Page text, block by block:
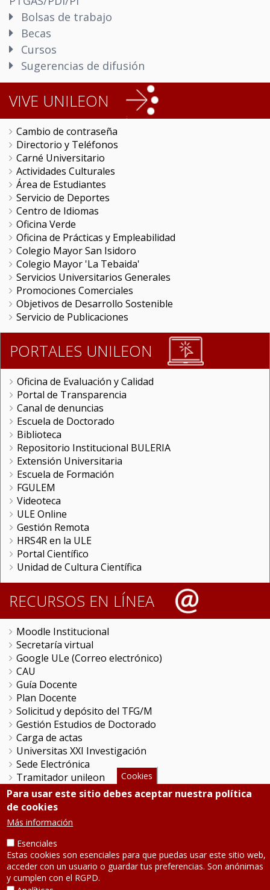
Bolsas de trabajo
Becas
Cursos
Sugerencias de difusión
VIVE UNILEON
Cambio de contraseña
Directorio y Teléfonos
Carné Universitario
Actividades Culturales
Área de Estudiantes
Servicio de Deportes
Centro de Idiomas
Oficina Verde
Oficina de Prácticas y Empleabilidad
Colegio Mayor San Isidoro
Colegio Mayor 'La Tebaida'
Servicios Universitarios Generales
Promociones Comerciales
Objetivos de Desarrollo Sostenible
Servicio de Publicaciones
PORTALES UNILEON
Oficina de Evaluación y Calidad
Portal de Transparencia
Canal de denuncias
Escuela de Doctorado
Biblioteca
Repositorio Institucional BULERIA
Extensión Universitaria
Escuela de Formación
FGULEM
Videoteca
ULE Online
Gestión Remota
HRS4R en la ULE
Portal Científico
Unidad de Cultura Científica
RECURSOS EN LÍNEA
Moodle Institucional
Secretaría virtual
Google ULe (Correo electrónico)
CAU
Guía Docente
Plan Docente
Solicitud y depósito del TFG/M
Gestión Estudios de Doctorado
Carga de actas
Universitas XXI Investigación
Sede Electrónica
Tramitador unileon
Perfil del Contratante
Portal del Empleado
Servicio de Informática y Comunicaciones
SÍGUENOS
Cookies
Para usar este sitio debes aceptar nuestra política
de cookies
Más información
Esenciales
Estas cookies son esenciales para que puedas usar este sitio web,
acceder con un usuario o guardar tus preferencias. Son anónimas
y cumplen con el RGPD.